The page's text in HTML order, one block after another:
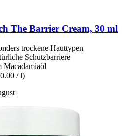
The Barrier Cream, 30 ml
trockene Hauttypen
Schutzbarriere
Macadamiaöl
/ l)